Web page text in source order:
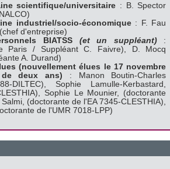
scientifique/universitaire : B. Spector
industriel/socio-économique: F. Fau
d'entreprise)
BIATSS
(et un suppléant):
Paris / Suppléant C. Faivre), D. Mocq
A. Durand)
(nouvellement élues le 17 novembre
deux ans) : Manon Boutin-Charles
DILTEC), Sophie Lamulle-Kerbastard,
Sophie Le Mounier, (doctorante
(doctorante de l'EA 7345-CLESTHIA),
de l'UMR 7018-LPP)